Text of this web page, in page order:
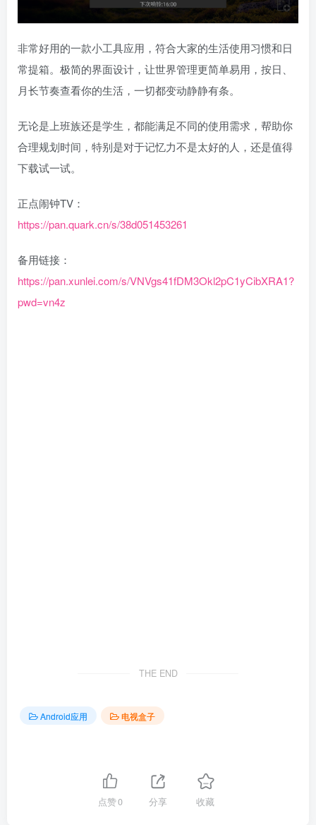
非常好用的一款小工具应用，符合大家的生活使用习惯和日
常提箱。极简的界面设计，让世界管理更简单易用，按日、
月长节奏查看你的生活，一切都变动静静有条。
无论是上班族还是学生，都能满足不同的使用需求，帮助你
合理规划时间，特别是对于记忆力不是太好的人，还是值得
下载试一试。
正点闹钟TV：
https://pan.quark.cn/s/38d051453261
备用链接：
https://pan.xunlei.com/s/VNVgs41fDM3Okl2pC1yCibXRA1?
pwd=vn4z
THE END
Android应用 电视盒子
点赞0 分享 收藏